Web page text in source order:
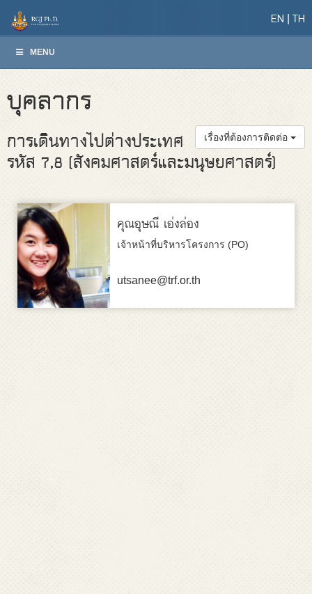
EN TH
MENU
บุคลากร
เรื่องที่ต้องการติดต่อ
การเดินทางไปต่างประเทศ
รหัส 7,8 (สังคมศาสตร์และมนุษยศาสตร์)
คุณอุษณี เอ่งล่อง
เจ้าหน้าที่บริหารโครงการ (PO)
utsanee@trf.or.th